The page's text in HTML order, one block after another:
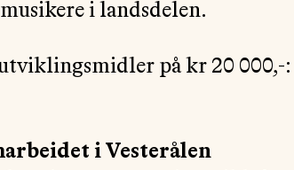
i landsdelen.
på kr 20 000,-:
i Vesterålen